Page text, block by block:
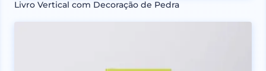
Livro Vertical com Decoração de Pedra